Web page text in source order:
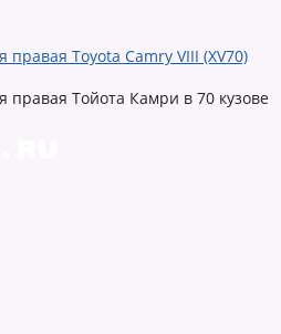
Toyota Camry VIII (XV70)
правая Тойота Камри в 70 кузове